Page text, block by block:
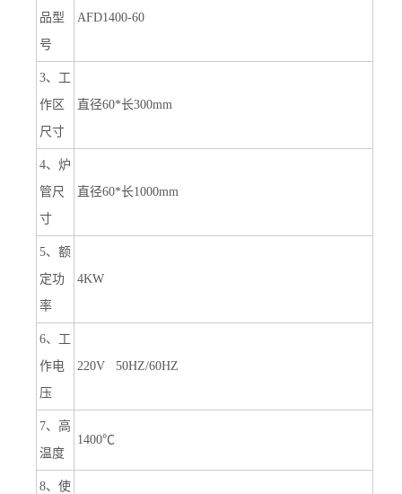
品型
号
AFD1400-60
3、工
作区
尺寸
直径60*长300mm
4、炉
管尺
寸
直径60*长1000mm
5、额
定功
率
4KW
6、工
作电
压
220V 50HZ/60HZ
7、高
温度
1400℃
8、使